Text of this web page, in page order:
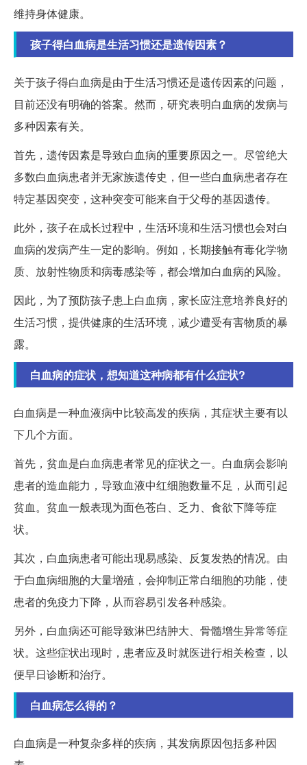
维持身体健康。
孩子得白血病是生活习惯还是遗传因素？
关于孩子得白血病是由于生活习惯还是遗传因素的问题，
目前还没有明确的答案。然而，研究表明白血病的发病与
多种因素有关。
首先，遗传因素是导致白血病的重要原因之一。尽管绝大
多数白血病患者并无家族遗传史，但一些白血病患者存在
特定基因突变，这种突变可能来自于父母的基因遗传。
此外，孩子在成长过程中，生活环境和生活习惯也会对白
血病的发病产生一定的影响。例如，长期接触有毒化学物
质、放射性物质和病毒感染等，都会增加白血病的风险。
因此，为了预防孩子患上白血病，家长应注意培养良好的
生活习惯，提供健康的生活环境，减少遭受有害物质的暴
露。
白血病的症状，想知道这种病都有什么症状?
白血病是一种血液病中比较高发的疾病，其症状主要有以
下几个方面。
首先，贫血是白血病患者常见的症状之一。白血病会影响
患者的造血能力，导致血液中红细胞数量不足，从而引起
贫血。贫血一般表现为面色苍白、乏力、食欲下降等症
状。
其次，白血病患者可能出现易感染、反复发热的情况。由
于白血病细胞的大量增殖，会抑制正常白细胞的功能，使
患者的免疫力下降，从而容易引发各种感染。
另外，白血病还可能导致淋巴结肿大、骨髓增生异常等症
状。这些症状出现时，患者应及时就医进行相关检查，以
便早日诊断和治疗。
白血病怎么得的？
白血病是一种复杂多样的疾病，其发病原因包括多种因